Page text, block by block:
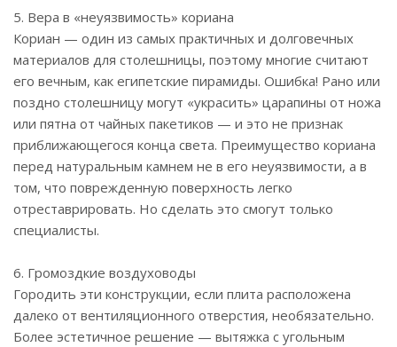
5. Вера в «неуязвимость» кориана
Кориан — один из самых практичных и долговечных
материалов для столешницы, поэтому многие считают
его вечным, как египетские пирамиды. Ошибка! Рано или
поздно столешницу могут «украсить» царапины от ножа
или пятна от чайных пакетиков — и это не признак
приближающегося конца света. Преимущество кориана
перед натуральным камнем не в его неуязвимости, а в
том, что поврежденную поверхность легко
отреставрировать. Но сделать это смогут только
специалисты.
6. Громоздкие воздуховоды
Городить эти конструкции, если плита расположена
далеко от вентиляционного отверстия, необязательно.
Более эстетичное решение — вытяжка с угольным